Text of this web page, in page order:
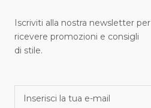
Iscriviti alla nostra newsletter per
ricevere promozioni e consigli
di stile.